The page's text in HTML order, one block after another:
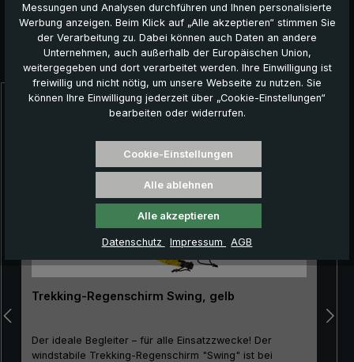
Produktgalerie überspringen
Das könnte Ihnen auch gefallen:
Trekking-Regenschirm Swing, gelb
Der ideale Begleiter – für alle Einsatzzwecke! Der
windstabile Trekking-Regenschirm "Swing" ist bei
Messungen und Analysen durchführen und Ihnen personalisierte
Werbung anzeigen. Beim Klick auf „Alle akzeptieren“ stimmen Sie
der Verarbeitung zu. Dabei können auch Daten an andere
Unternehmen, auch außerhalb der Europäischen Union,
weitergegeben und dort verarbeitet werden. Ihre Einwilligung ist
freiwillig und nicht nötig, um unsere Webseite zu nutzen. Sie
können Ihre Einwilligung jederzeit über „Cookie-Einstellungen“
bearbeiten oder widerrufen.
Cookie-Einstellungen
Alle ablehnen
Alle akzeptieren
Datenschutz Impressum AGB